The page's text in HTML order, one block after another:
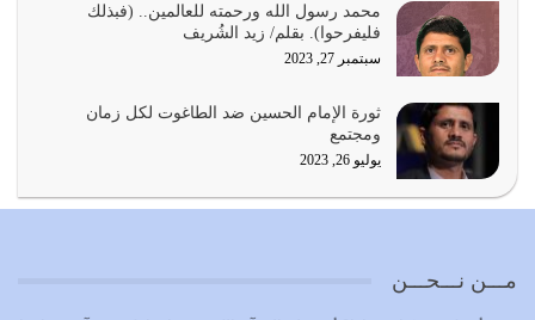
يشاء ويذل من يشاء
يوليو 21, 2026
كل زمان…
يوليو 19, 2026
الوظيفة عبارة عن مسؤولية يجب النهوض بها كما ينبغي لكي
محمد رسول الله ورحمته للعالمين.. (فبذلك
فليفرحوا). بقلم/ زيد الشُريف
سبتمبر 27, 2023
ثورة الإمام الحسين ضد الطاغوت لكل زمان
ومجتمع
يوليو 26, 2023
مـــن نـــحـــن